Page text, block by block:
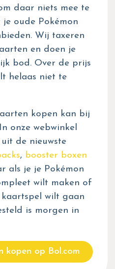
daar niets mee te
je oude Pokémon
Wij taxeren
en doen je
bod. Over de prijs
helaas niet te
kopen kan bij
onze webwinkel
de nieuwste
, booster boxen
als je je Pokémon
wilt maken of
wilt gaan
is morgen in
kopen op Bol.com